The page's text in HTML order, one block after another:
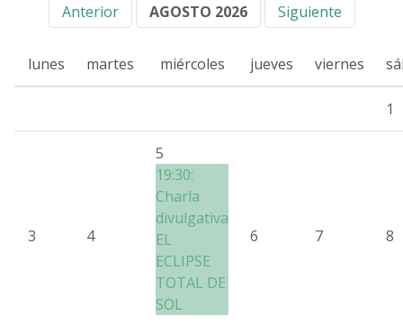
Anterior AGOSTO 2026 Siguiente
lunes martes miércoles jueves viernes
1
3 4
5
19:30:
Charla
divulgativa
EL
ECLIPSE
TOTAL DE
SOL
6 7 8